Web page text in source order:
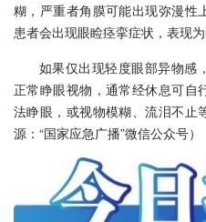
糊，严重者角膜可能出现弥漫性
患者会出现眼睑痉挛症状，表现为
如果仅出现轻度眼部异物感
正常睁眼视物，通常经休息可自
法睁眼，或视物模糊、流泪不止
源：“国家应急广播”微信公众号）